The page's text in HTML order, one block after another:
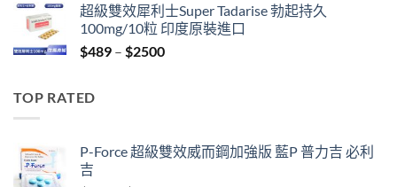
$799
through
$2099
超級雙效犀利士Super Tadarise 勃起持久
100mg/10粒 印度原裝進口
$489 – $2500Price
TOP RATED
P-Force 超級雙效威而鋼加強版 藍P 普力吉 必利
吉